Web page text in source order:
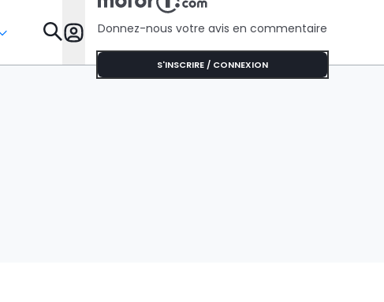
Donnez-nous votre avis en commentaire
S'INSCRIRE / CONNEXION